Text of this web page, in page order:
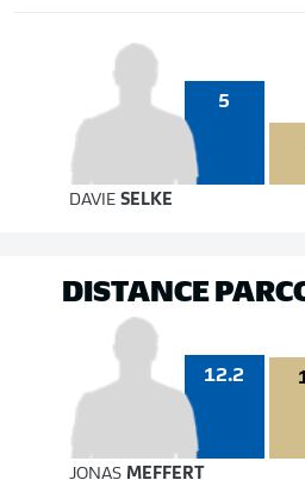
5
DAVIE SELKE
DISTANCE
12.2
JONAS MEFFERT